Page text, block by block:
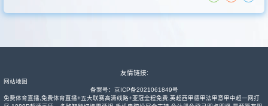
友情链接:
网站地图
备案号： 京ICP备2021061849号
免费体育直播,免费体育直播+五大联赛高清线路+亚冠全程免费,英超西甲德甲法甲意甲中超一网打